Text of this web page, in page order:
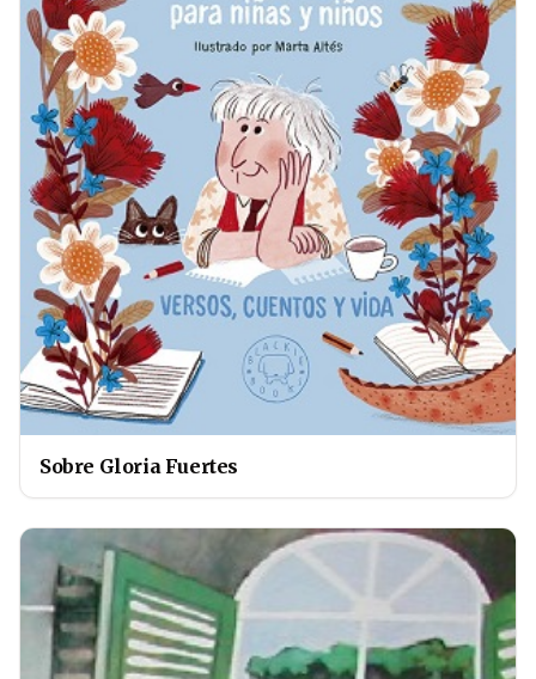
Sobre Gloria Fuertes